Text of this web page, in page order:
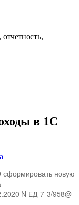
в 1С
сформировать новую
N ЕД-7-3/958@